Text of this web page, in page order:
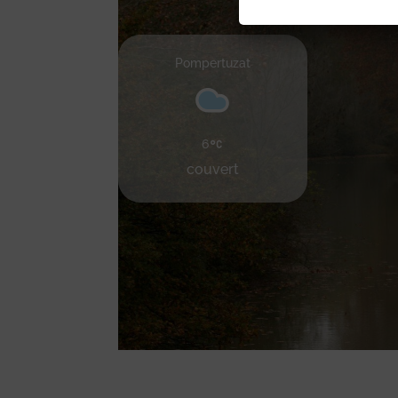
Pompertuzat
6
couvert